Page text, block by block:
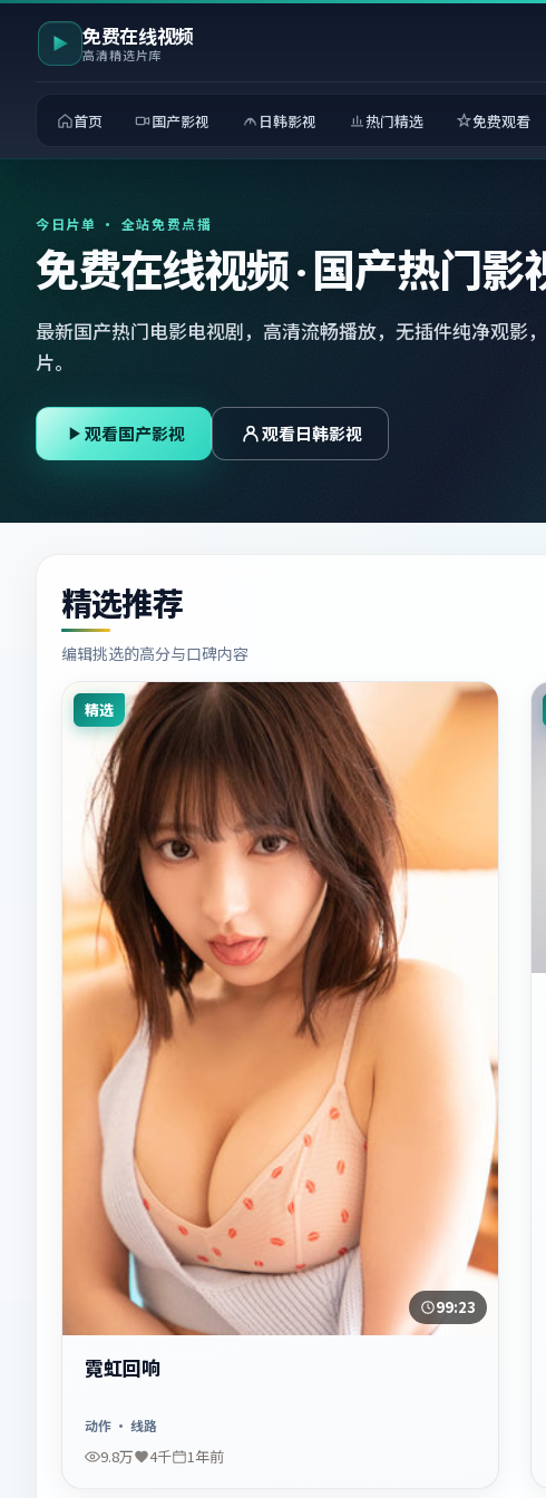
免费在线视频
高清精选片库
首页 国产影视 日韩影视 热门精选 免费观看
今日片单 · 全站免费点播
免费在线视频 · 国产热门影
最新国产热门电影电视剧，高清流畅播放，无插件纯净观影
片。
观看国产影视 观看日韩影视
精选推荐
编辑挑选的高分与口碑内容
精选
99:23
霓虹回响
动作· 线路
9.8万 4千 1年前